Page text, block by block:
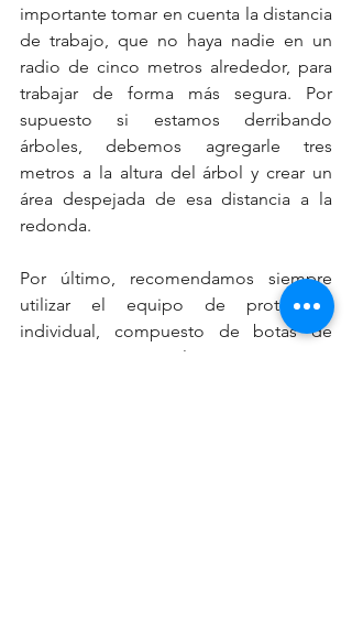
importante tomar en cuenta la distancia
de trabajo, que no haya nadie en un
radio de cinco metros alrededor, para
trabajar de forma más segura. Por
supuesto si estamos derribando
árboles, debemos agregarle tres
metros a la altura del árbol y crear un
área despejada de esa distancia a la
redonda.
Por último, recomendamos siempre
utilizar el equipo de protección
individual, compuesto de botas de
protección, pantalones anti-corte,